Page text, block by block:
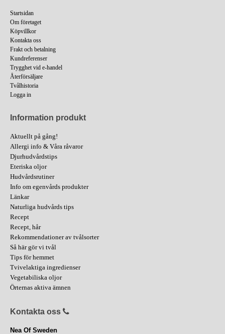
Startsidan
Om företaget
Köpvillkor
Kontakta oss
Frakt och betalning
Kundreferenser
Trygghet vid e-handel
Återförsäljare
Tvålhistoria
Logga in
Information produkt
Aktuellt på gång!
Allergi info & Våra råvaror
Djurhudvårdstips
Eteriska oljor
Hudvårdsrutiner
Info om egenvårds produkter
Länkar
Naturliga hudvårds tips
Recept
Recept, hår
Rekommendationer av tvålsorter
Så här gör vi tvål
Tips för hemmet
Tvivelaktiga ingredienser
Vegetabiliska oljor
Örternas aktiva ämnen
Kontakta oss
Nea Of Sweden